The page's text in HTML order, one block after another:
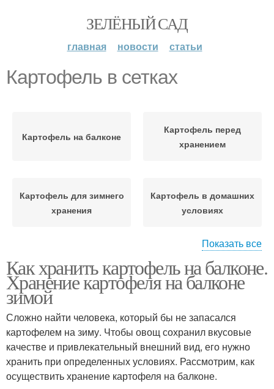
ЗЕЛЁНЫЙ САД
главная новости статьи
Картофель в сетках
Картофель на балконе
Картофель перед
хранением
Картофель для зимнего
хранения
Картофель в домашних
условиях
хранилищах
Картофель в
холодильнике
Картофель в кладовке
Показать все
Как хранить картофель на балконе.
Хранение картофеля на балконе
зимой
Сложно найти человека, который бы не запасался
картофелем на зиму. Чтобы овощ сохранил вкусовые
качестве и привлекательный внешний вид, его нужно
хранить при определенных условиях. Рассмотрим, как
осуществить хранение картофеля на балконе.